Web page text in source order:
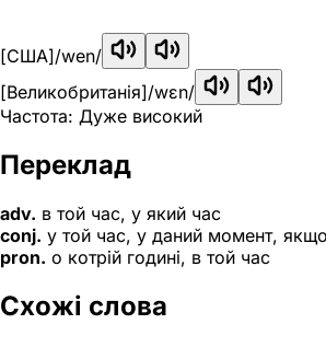
[США]/wen/
[Великобританія]/wɛn/
Частота: Дуже високий
Переклад
adv. в той час, у який час
conj. у той час, у даний момент,
pron. о котрій годині, в той час
Схожі слова